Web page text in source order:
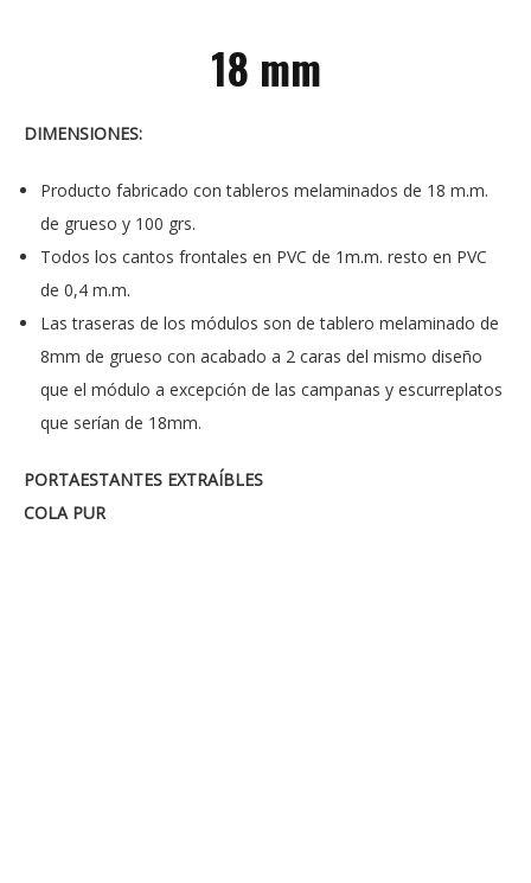
18 mm
DIMENSIONES:
Producto fabricado con tableros melaminados de 18 m.m.
de grueso y 100 grs.
Todos los cantos frontales en PVC de 1m.m. resto en PVC
de 0,4 m.m.
Las traseras de los módulos son de tablero melaminado de
8mm de grueso con acabado a 2 caras del mismo diseño
que el módulo a excepción de las campanas y escurreplatos
que serían de 18mm.
PORTAESTANTES EXTRAÍBLES
COLA PUR